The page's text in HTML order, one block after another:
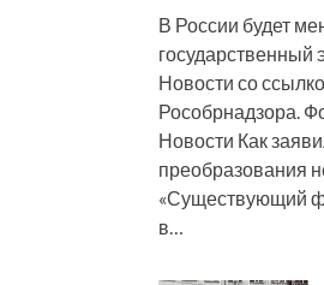
В России будет
государственный
Новости со
Рособрнадзора.
Новости Как
преобразования
«Существующий
в…